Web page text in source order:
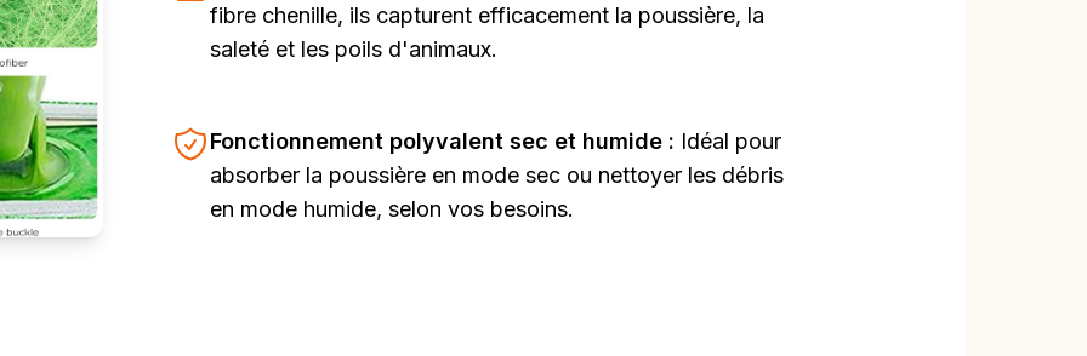
fibre chenille, ils capturent efficacement la poussière, la
saleté et les poils d'animaux.
Fonctionnement polyvalent sec et humide : Idéal pour
absorber la poussière en mode sec ou nettoyer les débris
en mode humide, selon vos besoins.